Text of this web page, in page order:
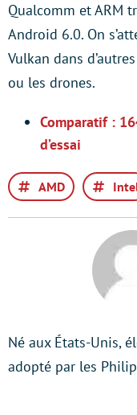
Qualcomm et ARM
Android 6.0. On
Vulkan dans
ou les drones.
Comparatif :
d’essai
AMD
Né aux États-Unis,
adopté par les